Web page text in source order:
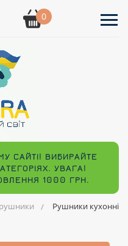
0
САЙТІ! ВИБИРАЙТЕ
УВАГА!
1000 ГРН.
Рушники кухонні